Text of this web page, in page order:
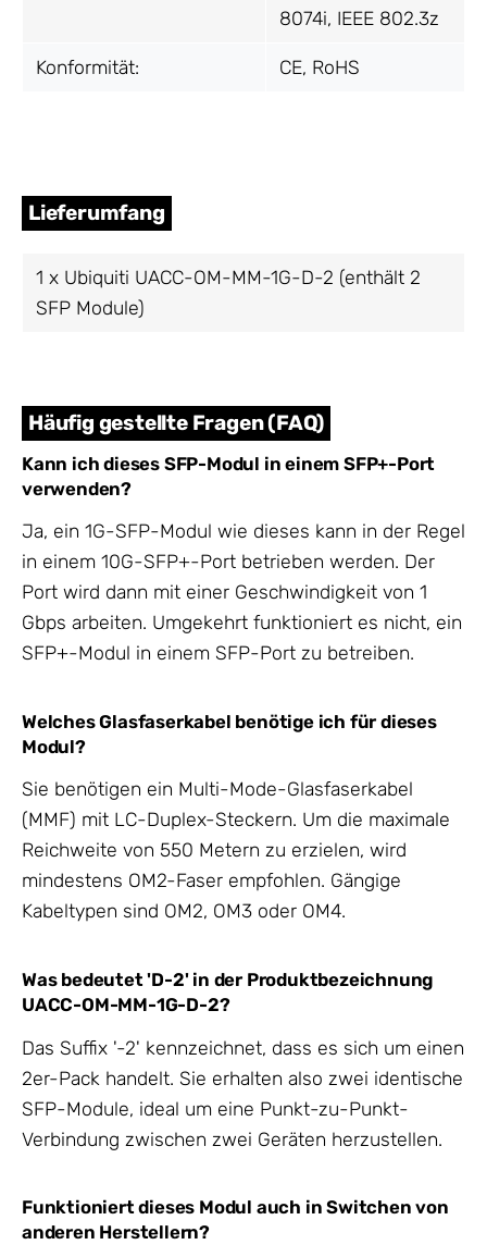
8074i, IEEE 802.3z
Konformität: CE, RoHS
Lieferumfang
1 x Ubiquiti UACC-OM-MM-1G-D-2 (enthält 2
SFP Module)
Häufig gestellte Fragen (FAQ)
Kann ich dieses SFP-Modul in einem SFP+-Port
verwenden?
Ja, ein 1G-SFP-Modul wie dieses kann in der Regel
in einem 10G-SFP+-Port betrieben werden. Der
Port wird dann mit einer Geschwindigkeit von 1
Gbps arbeiten. Umgekehrt funktioniert es nicht, ein
SFP+-Modul in einem SFP-Port zu betreiben.
Welches Glasfaserkabel benötige ich für dieses
Modul?
Sie benötigen ein Multi-Mode-Glasfaserkabel
(MMF) mit LC-Duplex-Steckern. Um die maximale
Reichweite von 550 Metern zu erzielen, wird
mindestens OM2-Faser empfohlen. Gängige
Kabeltypen sind OM2, OM3 oder OM4.
Was bedeutet 'D-2' in der Produktbezeichnung
UACC-OM-MM-1G-D-2?
Das Suffix '-2' kennzeichnet, dass es sich um einen
2er-Pack handelt. Sie erhalten also zwei identische
SFP-Module, ideal um eine Punkt-zu-Punkt-
Verbindung zwischen zwei Geräten herzustellen.
Funktioniert dieses Modul auch in Switchen von
anderen Herstellern?